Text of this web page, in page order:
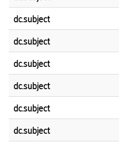
dc.subject
dc.subject
dc.subject
dc.subject
dc.subject
dc.subject